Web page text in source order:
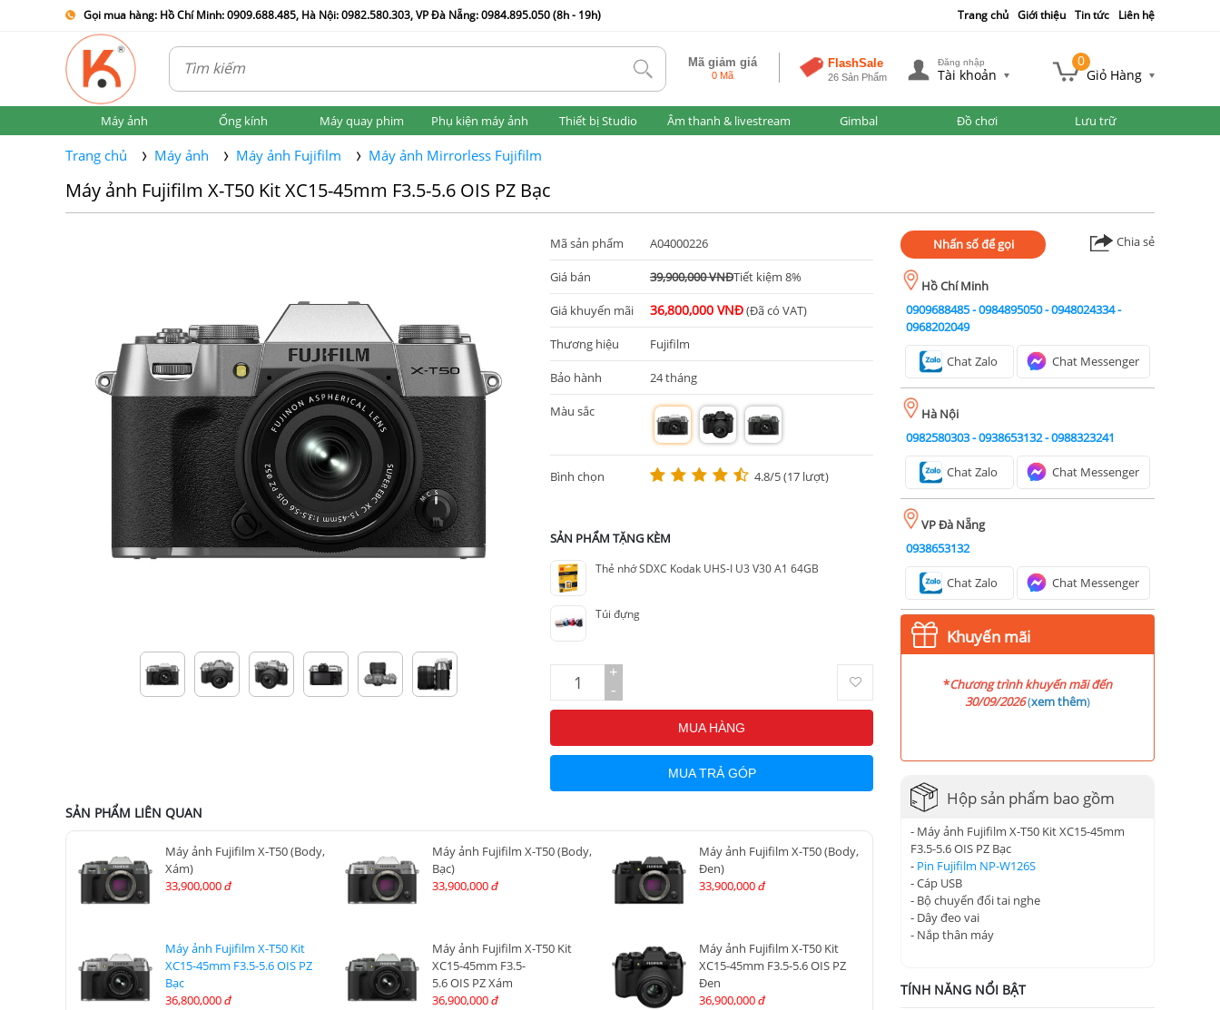
Gọi mua hàng: Hồ Chí Minh: 0909.688.485, Hà Nội: 0982.580.303, VP Đà Nẵng: 0984.895.050 (8h - 19h) Trang chủ Giới thiệu Tin tức Liên hệ
tlk Mã giảm giá
0 Mã
FlashSale
26 Sản Phẩm
Đăng nhập
Tài khoản
0
Giỏ Hàng
Máy ảnh Ống kính Máy quay phim Phụ kiện máy ảnh Thiết bị Studio Âm thanh & livestream Gimbal Đồ chơi Lưu trữ
Trang chủ Máy ảnh Máy ảnh Fujifilm Máy ảnh Mirrorless Fujifilm
Máy ảnh Fujifilm X-T50 Kit XC15-45mm F3.5-5.6 OIS PZ Bạc
Mã sản phẩm A04000226
Giá bán 39,900,000 VNĐTiết kiệm 8%
Giá khuyến mãi 36,800,000 VNĐ(Đã có VAT)
Thương hiệu Fujifilm
Bảo hành 24 tháng
Màu sắc
m m m
Bình chọn 4.8/5 (17 lượt)
SẢN PHẨM TẶNG KÈM
Thẻ nhớ SDXC Kodak UHS-I U3 V30 A1 64GB
Túi đựng
+
-
MUA HÀNG
MUA TRẢ GÓP
SẢN PHẨM LIÊN QUAN
Máy ảnh Fujifilm X-T50 (Body,
Xám)
33,900,000 đ
Máy ảnh Fujifilm X-T50 (Body,
Bạc)
33,900,000 đ
Máy ảnh Fujifilm X-T50 (Body,
Đen)
33,900,000 đ
Máy ảnh Fujifilm X-T50 Kit
XC15-45mm F3.5-5.6 OIS PZ
Bạc
36,800,000 đ
Máy ảnh Fujifilm X-T50 Kit
XC15-45mm F3.5-
5.6 OIS PZ Xám
36,900,000 đ
Máy ảnh Fujifilm X-T50 Kit
XC15-45mm F3.5-5.6 OIS PZ
Đen
36,900,000 đ
Nhấn số để gọi Chia sẻ
Hồ Chí Minh
0909688485-0984895050-0948024334-
0968202049
Chat Zalo Chat Messenger
Hà Nội
0982580303-0938653132-0988323241
Chat Zalo Chat Messenger
VP Đà Nẵng
0938653132
Chat Zalo Chat Messenger
Khuyến mãi
*Chương trình khuyến mãi đến
30/09/2026(xem thêm)
Hộp sản phẩm bao gồm
- Máy ảnh Fujifilm X-T50 Kit XC15-45mm
F3.5-5.6 OIS PZ Bạc
- Pin Fujifilm NP-W126S
- Cáp USB
- Bộ chuyển đổi tai nghe
- Dây đeo vai
- Nắp thân máy
TÍNH NĂNG NỔI BẬT